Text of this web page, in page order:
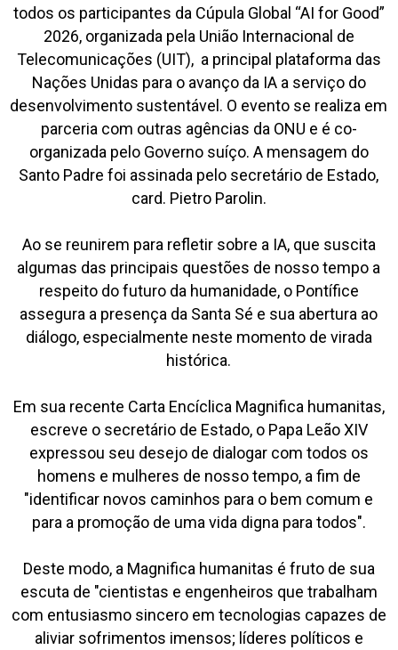
todos os participantes da Cúpula Global “AI for Good”
2026, organizada pela União Internacional de
Telecomunicações (UIT), a principal plataforma das
Nações Unidas para o avanço da IA ​​a serviço do
desenvolvimento sustentável. O evento se realiza em
parceria com outras agências da ONU e é co-
organizada pelo Governo suíço. A mensagem do
Santo Padre foi assinada pelo secretário de Estado,
card. Pietro Parolin.
Ao se reunirem para refletir sobre a IA, que suscita
algumas das principais questões de nosso tempo a
respeito do futuro da humanidade, o Pontífice
assegura a presença da Santa Sé e sua abertura ao
diálogo, especialmente neste momento de virada
histórica.
Em sua recente Carta Encíclica Magnifica humanitas,
escreve o secretário de Estado, o Papa Leão XIV
expressou seu desejo de dialogar com todos os
homens e mulheres de nosso tempo, a fim de
"identificar novos caminhos para o bem comum e
para a promoção de uma vida digna para todos".
Deste modo, a Magnifica humanitas é fruto de sua
escuta de "cientistas e engenheiros que trabalham
com entusiasmo sincero em tecnologias capazes de
aliviar sofrimentos imensos; líderes políticos e